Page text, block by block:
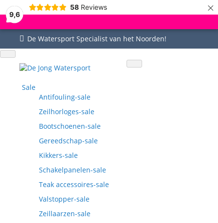
9,6
58 Reviews ×
De Watersport Specialist van het Noorden!
Uitstekende service
Sale
Antifouling-sale
Zeilhorloges-sale
Bootschoenen-sale
Gereedschap-sale
Kikkers-sale
Schakelpanelen-sale
Teak accessoires-sale
Valstopper-sale
Zeillaarzen-sale